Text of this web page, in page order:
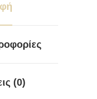
(0)